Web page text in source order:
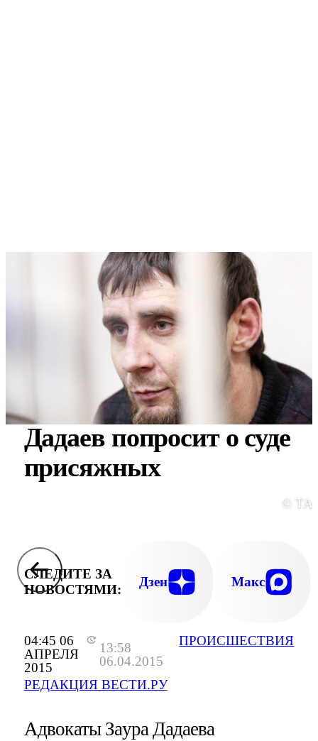
04:45 06
АПРЕЛЯ
2015
13:58
06.04.2015
РЕДАКЦИЯ ВЕСТИ.РУ
ПРОИСШЕСТВИЯ
Дадаев попросит о суде
присяжных
©
СЛЕДИТЕ ЗА
НОВОСТЯМИ:
Дзен Макс
Адвокаты Заура Дадаева